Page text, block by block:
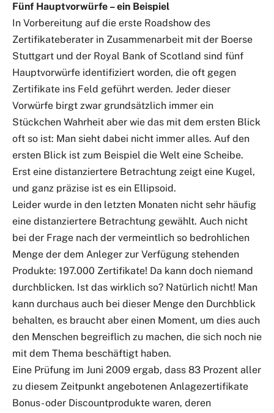
Fünf Hauptvorwürfe – ein Beispiel
In Vorbereitung auf die erste Roadshow des
Zertifikateberater in Zusammenarbeit mit der Boerse
Stuttgart und der Royal Bank of Scotland sind fünf
Hauptvorwürfe identifiziert worden, die oft gegen
Zertifikate ins Feld geführt werden. Jeder dieser
Vorwürfe birgt zwar grundsätzlich immer ein
Stückchen Wahrheit aber wie das mit dem ersten Blick
oft so ist: Man sieht dabei nicht immer alles. Auf den
ersten Blick ist zum Beispiel die Welt eine Scheibe.
Erst eine distanziertere Betrachtung zeigt eine Kugel,
und ganz präzise ist es ein Ellipsoid.
Leider wurde in den letzten Monaten nicht sehr häufig
eine distanziertere Betrachtung gewählt. Auch nicht
bei der Frage nach der vermeintlich so bedrohlichen
Menge der dem Anleger zur Verfügung stehenden
Produkte: 197.000 Zertifikate! Da kann doch niemand
durchblicken. Ist das wirklich so? Natürlich nicht! Man
kann durchaus auch bei dieser Menge den Durchblick
behalten, es braucht aber einen Moment, um dies auch
den Menschen begreiflich zu machen, die sich noch nie
mit dem Thema beschäftigt haben.
Eine Prüfung im Juni 2009 ergab, dass 83 Prozent aller
zu diesem Zeitpunkt angebotenen Anlagezertifikate
Bonus- oder Discountprodukte waren, deren